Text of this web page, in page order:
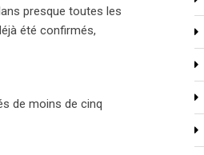
presque toutes les
été confirmés,
de moins de cinq